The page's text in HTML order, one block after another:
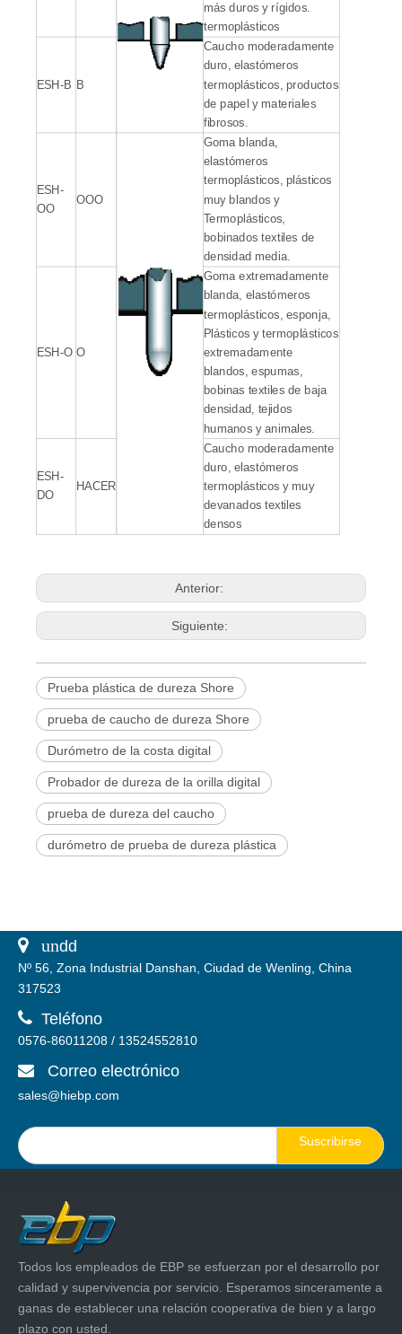
más duros y rígidos.
termoplásticos
ESH-B B
Caucho moderadamente
duro, elastómeros
termoplásticos, productos
de papel y materiales
fibrosos.
ESH-
OO
OOO
Goma blanda,
elastómeros
termoplásticos, plásticos
muy blandos y
Termoplásticos,
bobinados textiles de
densidad media.
ESH-O O
Goma extremadamente
blanda, elastómeros
termoplásticos, esponja,
Plásticos y termoplásticos
extremadamente
blandos, espumas,
bobinas textiles de baja
densidad, tejidos
humanos y animales.
ESH-
DO
HACER
Caucho moderadamente
duro, elastómeros
termoplásticos y muy
devanados textiles
densos
Anterior:
Siguiente:
Prueba plástica de dureza Shore
prueba de caucho de dureza Shore
Durómetro de la costa digital
Probador de dureza de la orilla digital
prueba de dureza del caucho
durómetro de prueba de dureza plástica
 undd
Nº 56, Zona Industrial Danshan, Ciudad de Wenling, China
317523
 Teléfono
0576-86011208 / 13524552810
 Correo electrónico
sales@hiebp.com
Suscribirse
Todos los empleados de EBP se esfuerzan por el desarrollo por
calidad y supervivencia por servicio. Esperamos sinceramente a
ganas de establecer una relación cooperativa de bien y a largo
plazo con usted.